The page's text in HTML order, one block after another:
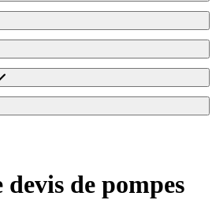
devis de pompes